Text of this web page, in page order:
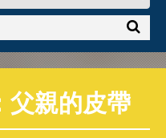
父親的皮帶